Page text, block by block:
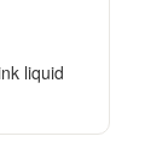
liquid